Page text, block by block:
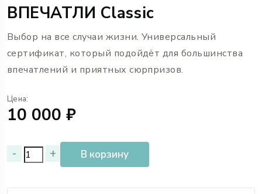
ВПЕЧАТЛИ Classic
Выбор на все случаи жизни. Универсальный
сертификат, который подойдёт для большинства
впечатлений и приятных сюрпризов.
Цена:
10 000 ₽
- + В корзину